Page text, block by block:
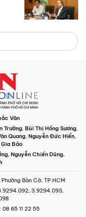
Văn
Trường, Bùi Thị Hồng Sương,
Quang, Nguyễn Đức Hiển,
Gia Bảo
, Nguyễn Chiến Dũng,
Bàn Cờ, TP.HCM
3.9294.093,
08 65 11 22 55